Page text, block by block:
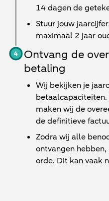
14 dagen de
Stuur jouw
maximaal 2 jaar
Ontvang de
betaling
Wij bekijken je
betaalcapaciteiten.
maken wij de
de definitieve
Zodra wij alle
ontvangen
orde. Dit kan vaak